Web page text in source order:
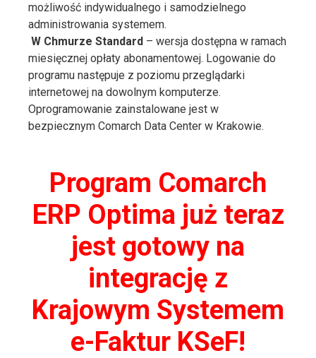
możliwość indywidualnego i samodzielnego
administrowania systemem.
W Chmurze Standard – wersja dostępna w ramach
miesięcznej opłaty abonamentowej. Logowanie do
programu następuje z poziomu przeglądarki
internetowej na dowolnym komputerze.
Oprogramowanie zainstalowane jest w
bezpiecznym Comarch Data Center w Krakowie.
Program Comarch
ERP Optima już teraz
jest gotowy na
integrację z
Krajowym Systemem
e-Faktur KSeF!